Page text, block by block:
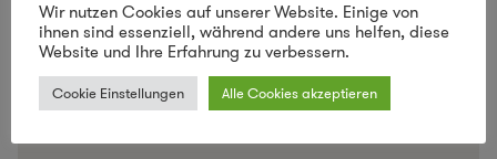
Wir nutzen Cookies auf unserer Website. Einige von
ihnen sind essenziell, während andere uns helfen, diese
Website und Ihre Erfahrung zu verbessern.
Cookie Einstellungen Alle Cookies akzeptieren